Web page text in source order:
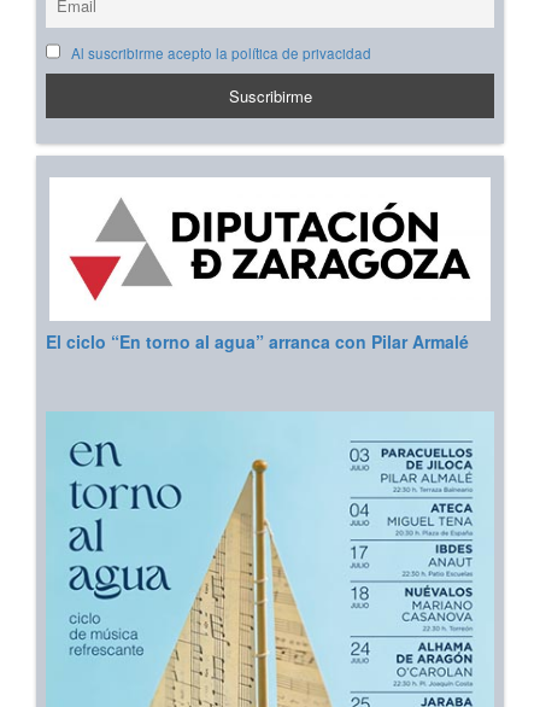
Al suscribirme acepto la política de privacidad
El ciclo “En torno al agua” arranca con Pilar Armalé